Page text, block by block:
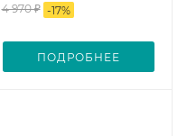
4 970 ₽ -17%
ПОДРОБНЕЕ